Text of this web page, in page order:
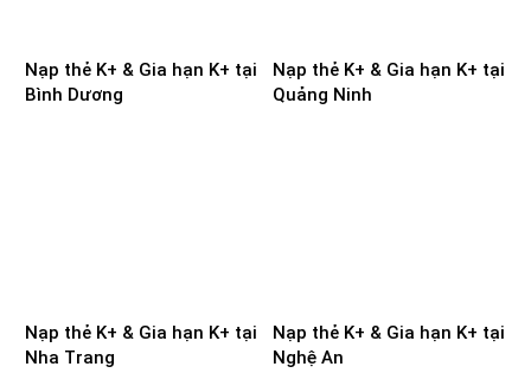
Nạp thẻ K+ & Gia hạn K+ tại
Bình Dương
Nạp thẻ K+ & Gia hạn K+ tại
Quảng Ninh
Nạp thẻ K+ & Gia hạn K+ tại
Nha Trang
Nạp thẻ K+ & Gia hạn K+ tại
Nghệ An